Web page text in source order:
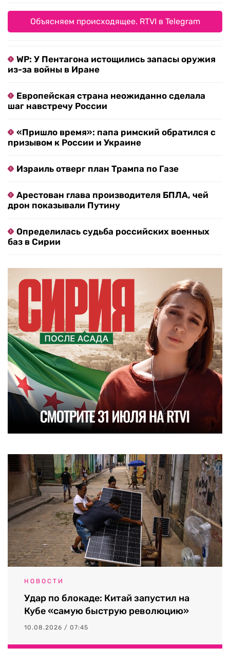
Объясняем происходящее. RTVI в Telegram
WP: У Пентагона истощились запасы оружия
из-за войны в Иране
Европейская страна неожиданно сделала
шаг навстречу России
«Пришло время»: папа римский обратился с
призывом к России и Украине
Израиль отверг план Трампа по Газе
Арестован глава производителя БПЛА, чей
дрон показывали Путину
Определилась судьба российских военных
баз в Сирии
НОВОСТИ
Удар по блокаде: Китай запустил на
Кубе «самую быструю революцию»
10.08.2026 / 07:45